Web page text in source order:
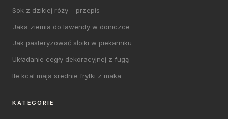
Sok z dzikiej róży – przepis
Jaka ziemia do lawendy w doniczce
Jak pasteryzować słoiki w piekarniku
Układanie cegły dekoracyjnej z fugą
Ile kcal maja srednie frytki z maka
KATEGORIE